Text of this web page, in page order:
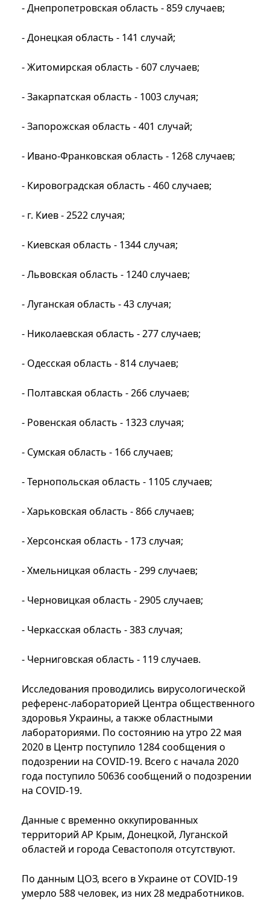
- Днепропетровская область - 859 случаев;
- Донецкая область - 141 случай;
- Житомирская область - 607 случаев;
- Закарпатская область - 1003 случая;
- Запорожская область - 401 случай;
- Ивано-Франковская область - 1268 случаев;
- Кировоградская область - 460 случаев;
- г. Киев - 2522 случая;
- Киевская область - 1344 случая;
- Львовская область - 1240 случаев;
- Луганская область - 43 случая;
- Николаевская область - 277 случаев;
- Одесская область - 814 случаев;
- Полтавская область - 266 случаев;
- Ровенская область - 1323 случая;
- Сумская область - 166 случаев;
- Тернопольская область - 1105 случаев;
- Харьковская область - 866 случаев;
- Херсонская область - 173 случая;
- Хмельницкая область - 299 случаев;
- Черновицкая область - 2905 случаев;
- Черкасская область - 383 случая;
- Черниговская область - 119 случаев.
Исследования проводились вирусологической
референс-лабораторией Центра общественного
здоровья Украины, а также областными
лабораториями. По состоянию на утро 22 мая
2020 в Центр поступило 1284 сообщения о
подозрении на COVID-19. Всего с начала 2020
года поступило 50636 сообщений о подозрении
на COVID-19.
Данные с временно оккупированных
территорий АР Крым, Донецкой, Луганской
областей и города Севастополя отсутствуют.
По данным ЦОЗ, всего в Украине от COVID-19
умерло 588 человек, из них 28 медработников.